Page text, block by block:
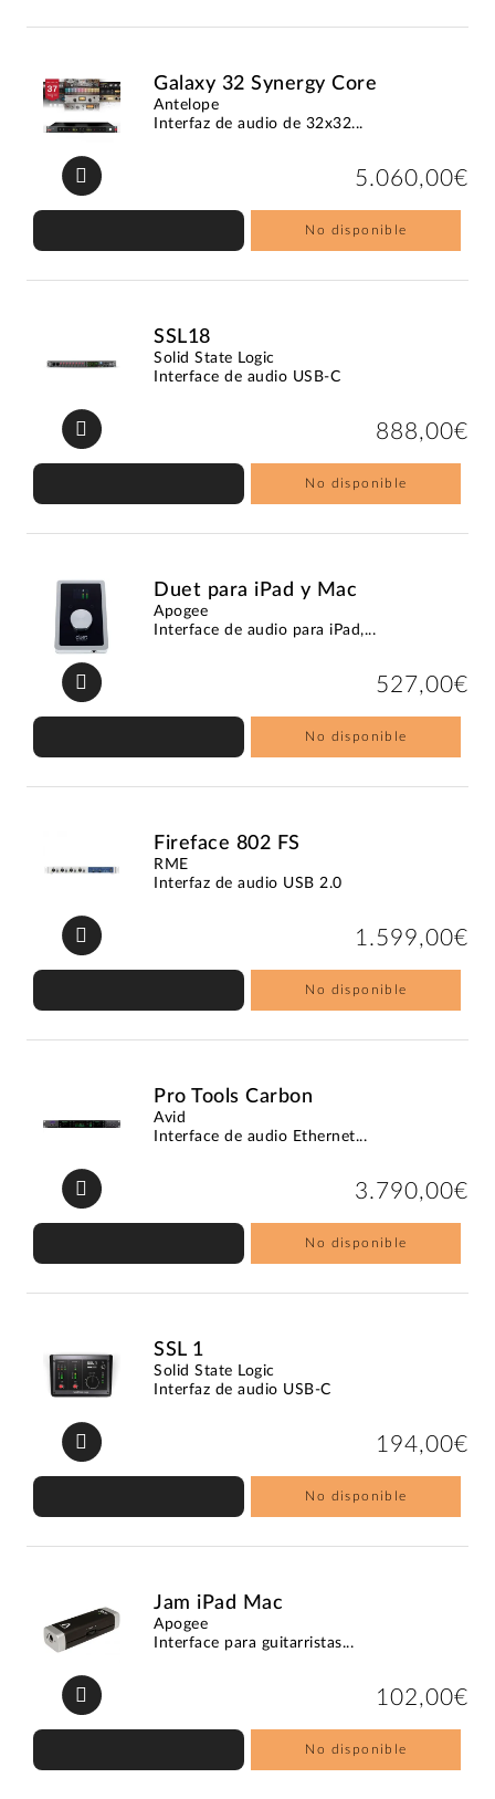
Galaxy 32 Synergy Core
Antelope
Interfaz de audio de 32x32...
5.060,00€
No disponible
SSL18
Solid State Logic
Interface de audio USB-C
888,00€
No disponible
Duet para iPad y Mac
Apogee
Interface de audio para iPad,...
527,00€
No disponible
Fireface 802 FS
RME
Interfaz de audio USB 2.0
1.599,00€
No disponible
Pro Tools Carbon
Avid
Interface de audio Ethernet...
3.790,00€
No disponible
SSL 1
Solid State Logic
Interfaz de audio USB-C
194,00€
No disponible
Jam iPad Mac
Apogee
Interface para guitarristas...
102,00€
No disponible